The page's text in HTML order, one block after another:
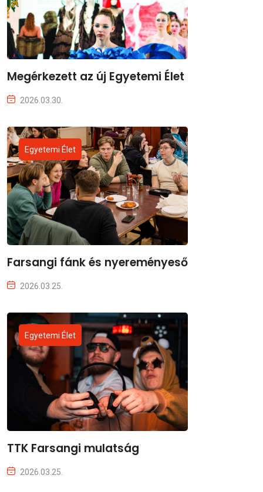
Megérkezett az új Egyetemi Élet
2026.03.30.
Egyetemi Élet
Farsangi fánk és nyereményeső
2026.03.25.
Egyetemi Élet
TTK Farsangi mulatság
2026.03.25.